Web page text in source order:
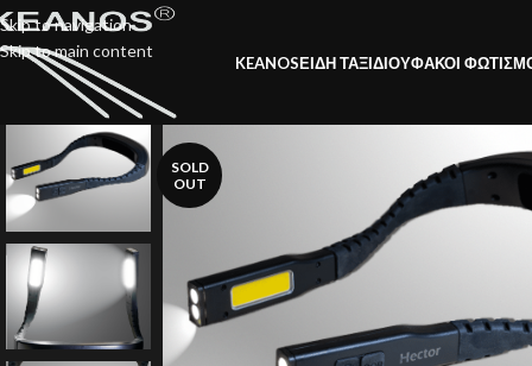
Skip to navigation
Skip to main content
KEANOSΕΙΔΗ ΤΑΞΙΔΙΟΥΦΑΚΟΙ
SOLD
OUT